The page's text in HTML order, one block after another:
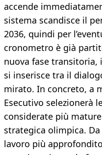
accende
sistema scandisce il
2036, quindi per
cronometro è già
nuova fase transitoria,
si inserisce tra il
mirato. In concreto, a
Esecutivo selezionerà
considerate più
strategica olimpica.
lavoro più